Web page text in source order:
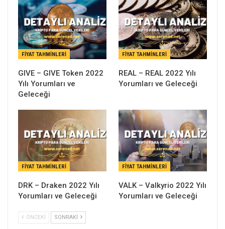
FIYAT TAHMINLERI
GIVE – GIVE Token 2022
Yılı Yorumları ve
Geleceği
FIYAT TAHMINLERI
REAL – REAL 2022 Yılı
Yorumları ve Geleceği
FIYAT TAHMINLERI
DRK – Draken 2022 Yılı
Yorumları ve Geleceği
FIYAT TAHMINLERI
VALK – Valkyrio 2022 Yılı
Yorumları ve Geleceği
ÖNCEKI SONRAKI